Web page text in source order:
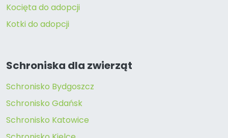
Kocięta do adopcji
Kotki do adopcji
Schroniska dla zwierząt
Schronisko Bydgoszcz
Schronisko Gdańsk
Schronisko Katowice